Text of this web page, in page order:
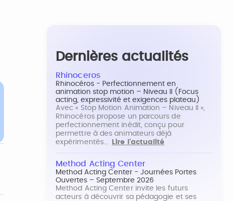
Dernières actualités
Rhinoceros
Rhinocéros - Perfectionnement en
animation stop motion – Niveau II (Focus
acting, expressivité et exigences plateau)
Avec « Stop Motion Animation – Niveau II »,
Rhinocéros propose un parcours de
perfectionnement inédit, conçu pour
permettre à des animateurs déjà
expérimentés…
Lire l'actualité
Method Acting Center
Method Acting Center - Journées Portes
Ouvertes – Septembre 2026
Method Acting Center invite les futurs
acteurs à découvrir sa pédagogie et ses